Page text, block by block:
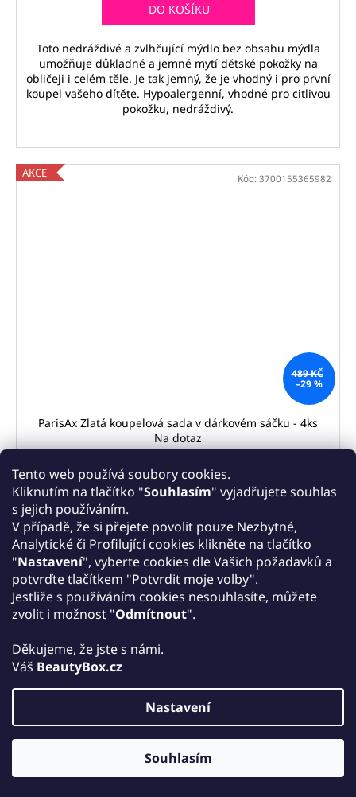
Tento web používá soubory cookies.
Kliknutím na tlačítko "Souhlasím" vyjadřujete souhlas
s jejich používáním.
V případě, že si přejete povolit pouze Nezbytné,
Analytické či Profilující cookies klikněte na tlačítko
"Nastavení", vyberte cookies dle Vašich požadavků a
potvrďte tlačítkem "Potvrdit moje volby".
Jestliže s používáním cookies nesouhlasíte, můžete
zvolit i možnost "Odmítnout".
Děkujeme, že jste s námi.
Váš BeautyBox.cz
Nastavení
Souhlasím
DO KOŠÍKU
Toto nedráždivé a zvlhčující mýdlo bez obsahu mýdla
umožňuje důkladné a jemné mytí dětské pokožky na
obličeji i celém těle. Je tak jemný, že je vhodný i pro první
koupel vašeho dítěte. Hypoalergenní, vhodné pro citlivou
pokožku, nedráždivý.
AKCE
489 KČ
–29 %
ParisAx Zlatá koupelová sada v dárkovém sáčku - 4ks
Na dotaz
343 Kč
DETAIL
Zlatá koupelová dárková sada od značky ParisAx
obsahuje základní produkty potřebné pro prvotřídní
zážitek z koupele. Sada je balena ve zlato-průhledném
sáčku. Dopřejte sobě nebo svým blízkým špičkové
produkty pro koupel. Vhodné jako dárek k Vánocům.
Kód: 3700155365982
AKCE